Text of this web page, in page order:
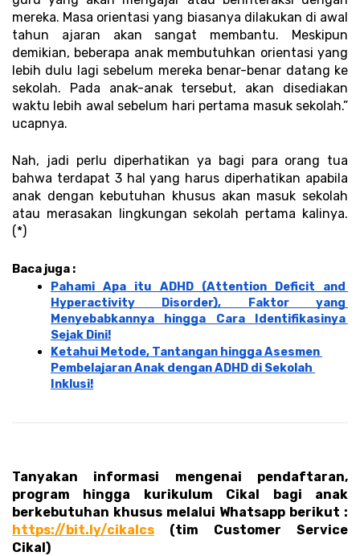
mereka. Masa orientasi yang biasanya dilakukan di awal
tahun ajaran akan sangat membantu. Meskipun
demikian, beberapa anak membutuhkan orientasi yang
lebih dulu lagi sebelum mereka benar-benar datang ke
sekolah. Pada anak-anak tersebut, akan disediakan
waktu lebih awal sebelum hari pertama masuk sekolah.”
ucapnya.
Nah, jadi perlu diperhatikan ya bagi para orang tua
bahwa terdapat 3 hal yang harus diperhatikan apabila
anak dengan kebutuhan khusus akan masuk sekolah
atau merasakan lingkungan sekolah pertama kalinya.
(*)
Baca juga :
Pahami Apa itu ADHD (Attention Deficit and
Hyperactivity Disorder), Faktor yang
Menyebabkannya hingga Cara Identifikasinya
Sejak Dini!
Ketahui Metode, Tantangan hingga Asesmen
Pembelajaran Anak dengan ADHD di Sekolah
Inklusi!
Tanyakan informasi mengenai pendaftaran,
program hingga kurikulum Cikal bagi anak
https://bit.ly/cikalcs (tim Customer Service
Cikal)